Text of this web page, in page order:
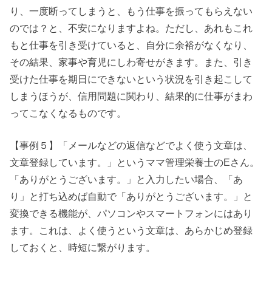
り、一度断ってしまうと、もう仕事を振ってもらえない
のでは？と、不安になりますよね。ただし、あれもこれ
もと仕事を引き受けていると、自分に余裕がなくなり、
その結果、家事や育児にしわ寄せがきます。また、引き
受けた仕事を期日にできないという状況を引き起こして
しまうほうが、信用問題に関わり、結果的に仕事がまわ
ってこなくなるものです。
【事例５】「メールなどの返信などでよく使う文章は、
文章登録しています。」というママ管理栄養士のEさん。
「ありがとうございます。」と入力したい場合、「あ
り」と打ち込めば自動で「ありがとうございます。」と
変換できる機能が、パソコンやスマートフォンにはあり
ます。これは、よく使うという文章は、あらかじめ登録
しておくと、時短に繋がります。